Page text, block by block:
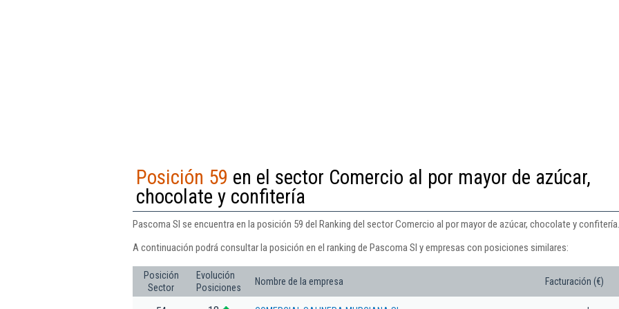
Posición 59 en el sector Comercio al por mayor de azúcar,
chocolate y confitería
Pascoma Sl se encuentra en la posición 59 del Ranking del sector Comercio al por mayor de azúcar, chocolate y confitería.
A continuación podrá consultar la posición en el ranking de Pascoma Sl y empresas con posiciones similares:
Posición
Sector
Evolución
Posiciones
Nombre de la empresa Facturación (€)